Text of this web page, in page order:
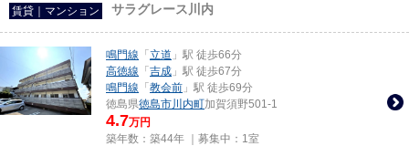
賃貸｜マンション サラグレース川内
鳴門線 「 立道 」駅 徒歩66分
高徳線 「 吉成 」駅 徒歩67分
鳴門線 「 教会前 」駅 徒歩69分
徳島県徳島市川内町加賀須野501-1
4.7万円
築年数：築44年 ｜募集中： 1室